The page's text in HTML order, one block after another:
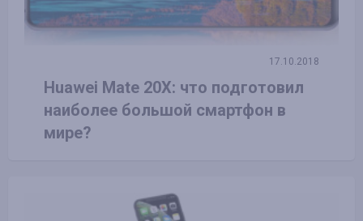
17.10.2018
Huawei Mate 20X: что подготовил
наиболее большой смартфон в
мире?